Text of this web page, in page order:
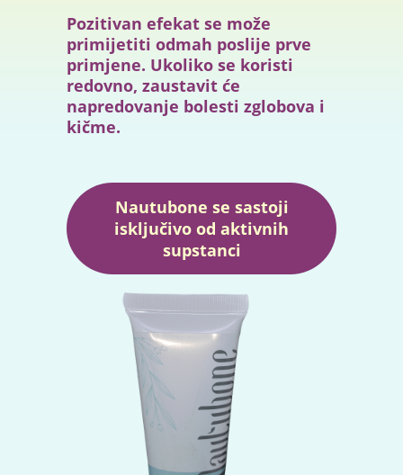
Pozitivan efekat se može
primijetiti odmah poslije prve
primjene. Ukoliko se koristi
redovno, zaustavit će
napredovanje bolesti zglobova i
kičme.
Nautubone se sastoji
isključivo od aktivnih
supstanci